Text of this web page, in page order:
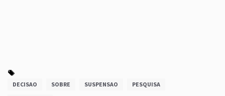
DECISAO SOBRE SUSPENSAO PESQUISA